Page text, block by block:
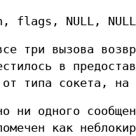
flags, NULL,
три вызова
в
типа сокета, на
ни одного
как